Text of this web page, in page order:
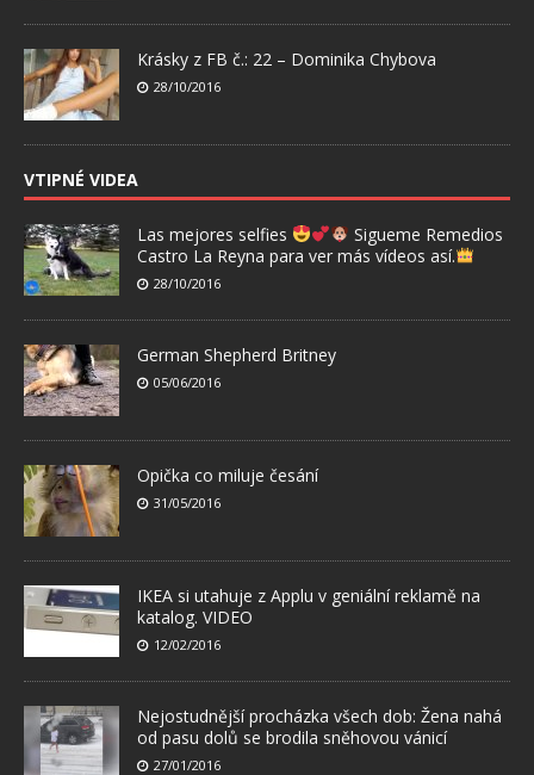
Krásky z FB č.: 22 – Dominika Chybova
28/10/2016
VTIPNÉ VIDEA
Las mejores selfies
Sigueme Remedios
Castro La Reyna para ver más vídeos así.
28/10/2016
German Shepherd Britney
05/06/2016
Opička co miluje česání
31/05/2016
IKEA si utahuje z Applu v geniální reklamě na
katalog. VIDEO
12/02/2016
Nejostudnější procházka všech dob: Žena nahá
od pasu dolů se brodila sněhovou vánicí
27/01/2016